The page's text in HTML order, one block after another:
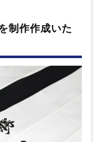
制作作成いた